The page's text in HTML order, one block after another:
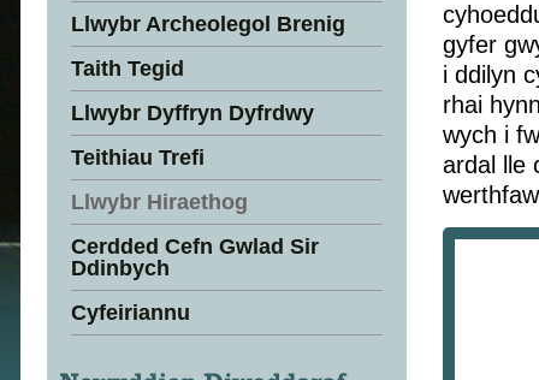
Llwybr Archeolegol Brenig
Taith Tegid
Llwybr Dyffryn Dyfrdwy
Teithiau Trefi
Llwybr Hiraethog
Cerdded Cefn Gwlad Sir
Ddinbych
Cyfeiriannu
gyfer
i ddilyn
rhai
wych i
ardal lle